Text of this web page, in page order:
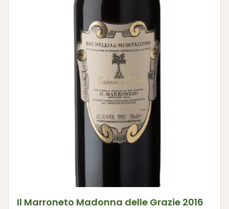
Il Marroneto Madonna delle Grazie 2016